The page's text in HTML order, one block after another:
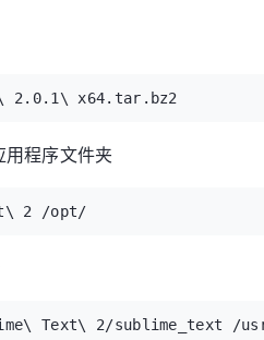
2.0.1\ x64.tar.bz2
程序文件夹
2 /opt/
Text\ 2/sublime_text /